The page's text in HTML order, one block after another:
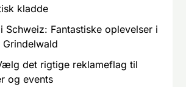
kladde
Schweiz: Fantastiske oplevelser i
Grindelwald
det rigtige reklameflag til
og events